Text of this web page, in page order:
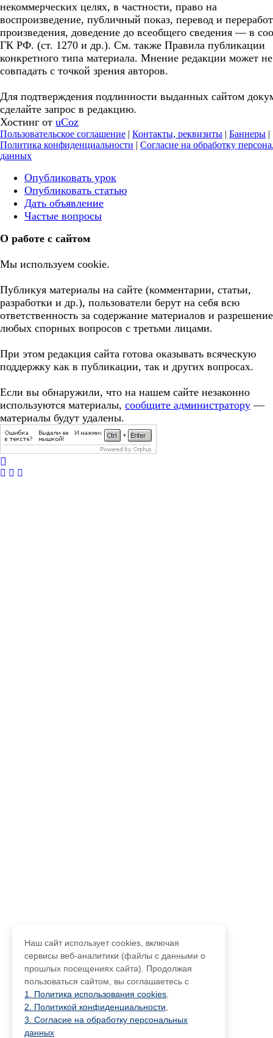
некоммерческих целях, в частности, право на
воспроизведение, публичный показ, перевод и
произведения, доведение до всеобщего сведения — в
ГК РФ. (ст. 1270 и др.). См. также Правила публикации
конкретного типа материала. Мнение редакции может не
совпадать с точкой зрения авторов.
Для подтверждения подлинности выданных сайтом
сделайте запрос в редакцию.
Хостинг от uCoz
Пользовательское соглашение | Контакты, реквизиты | Баннеры |
Политика конфиденциальности | Согласие на обработку
данных
Опубликовать урок
Опубликовать статью
Дать объявление
Частые вопросы
О работе с сайтом
Мы используем cookie.
Публикуя материалы на сайте (комментарии, статьи,
разработки и др.), пользователи берут на себя всю
ответственность за содержание материалов и разрешение
любых спорных вопросов с третьми лицами.
При этом редакция сайта готова оказывать всяческую
поддержку как в публикации, так и других вопросах.
Если вы обнаружили, что на нашем сайте незаконно
используются материалы, сообщите администратору —
материалы будут удалены.
Наш сайт использует cookies, включая
сервисы веб-аналитики (файлы с данными о
прошлых посещениях сайта). Продолжая
пользоваться сайтом, вы соглашаетесь с
1. Политика использования cookies
2. Политикой конфиденциальности
3. Согласие на обработку персональных
данных